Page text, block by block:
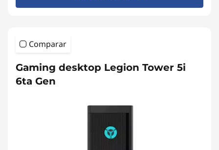
Comparar
Gaming desktop Legion Tower 5i
6ta Gen